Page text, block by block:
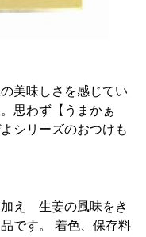
美味しさを感じてい
思わず【うまかぁ
シリーズのおつけも
加え 生姜の風味をき
です。 着色、保存料